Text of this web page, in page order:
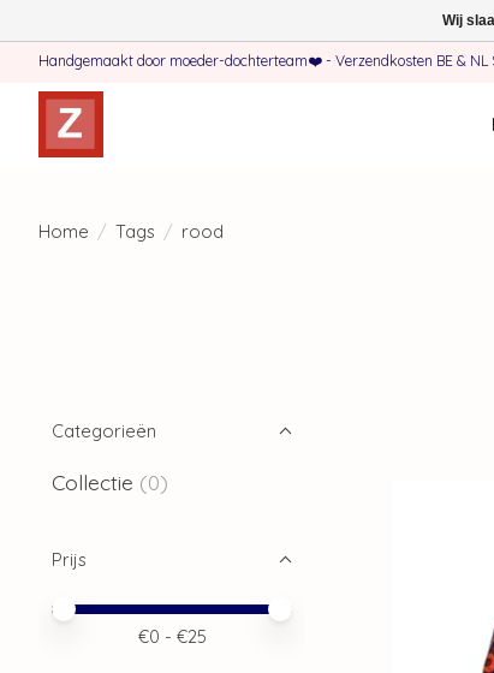
Handgemaakt door moeder-dochterteam❤️ - Verzendkosten BE & NL
Home / Tags / rood
Categorieën
Collectie (0)
Prijs
Minimale prijswaarde
Price maximum value
€0 - €25
Wij